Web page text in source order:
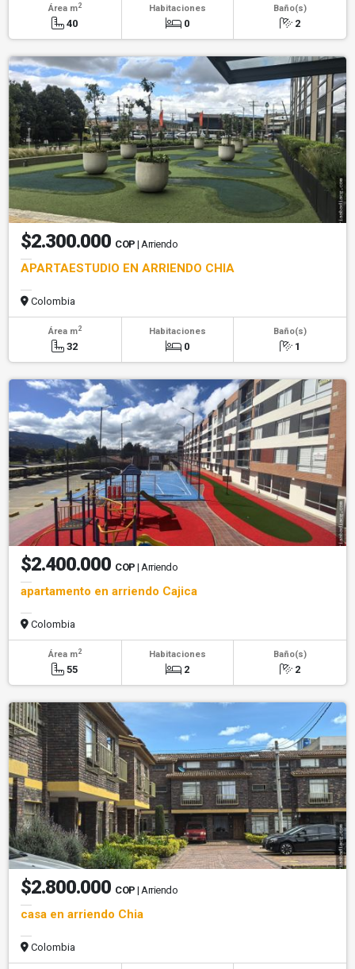
Área m2
40
Habitaciones
0
Baño(s)
2
$2.300.000 COP | Arriendo
APARTAESTUDIO EN ARRIENDO CHIA
Colombia
Área m2
32
Habitaciones
0
Baño(s)
1
$2.400.000 COP | Arriendo
apartamento en arriendo Cajica
Colombia
Área m2
55
Habitaciones
2
Baño(s)
2
$2.800.000 COP | Arriendo
casa en arriendo Chia
Colombia